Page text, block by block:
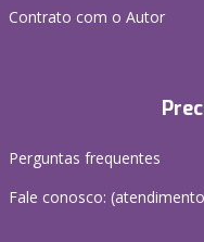
Contrato com o Autor
Perguntas frequentes
Fale conosco: